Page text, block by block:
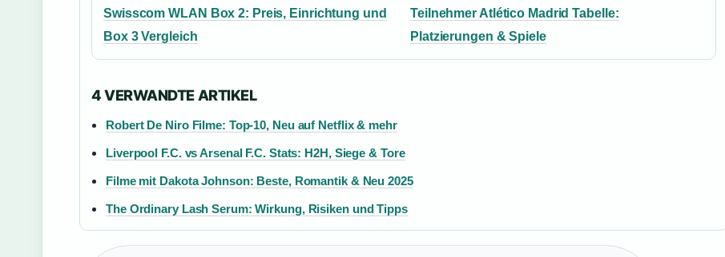
Swisscom WLAN Box 2: Preis, Einrichtung und
Box 3 Vergleich
Teilnehmer Atlético Madrid Tabelle:
Platzierungen & Spiele
4 VERWANDTE ARTIKEL
Robert De Niro Filme: Top-10, Neu auf Netflix & mehr
Liverpool F.C. vs Arsenal F.C. Stats: H2H, Siege & Tore
Filme mit Dakota Johnson: Beste, Romantik & Neu 2025
The Ordinary Lash Serum: Wirkung, Risiken und Tipps